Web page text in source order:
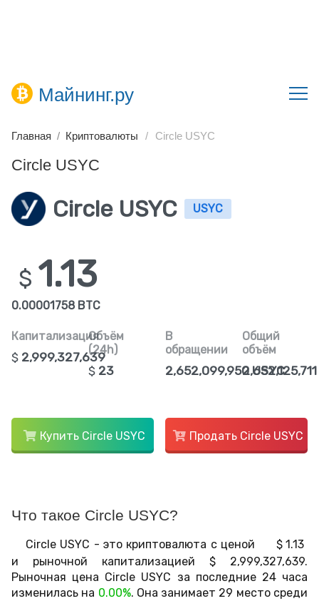
Майнинг.ру
Главная Криптовалюты Circle USYC
Circle USYC
Circle USYC USYC
$ 1.13
0.00001758 BTC
Капитализация
$ 2,999,327,639
Объём
(24h)
$ 23
В
обращении
2,652,099,950 USYC
Общий
объём
Купить Circle USYC Продать Circle USYC
Что такое Circle USYC?
Circle USYC - это криптовалюта с ценой $ 1.13
и рыночной капитализацией $ 2,999,327,639.
Рыночная цена Circle USYC за последние 24 часа
изменилась на 0.00%. Она занимает 29 место среди